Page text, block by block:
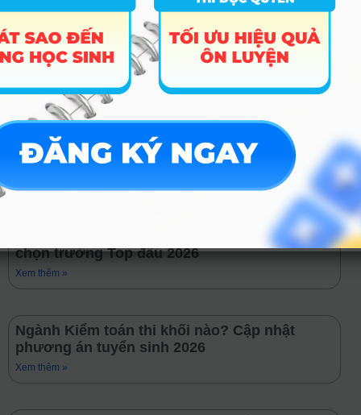
Kỹ sư địa kỹ thuật công trình:Khảo sát nền
móng cho các dự án lớn như thủy điện, cầu
đường, nhà cao tầng để đảm bảo không xảy
ra sụt lún – Mức lương khởi điểm tham khảo:
10 – 15 triệu/tháng.
TRƯỚC TIẾP THEO
Ngành Kỹ thuật tuyển khoáng lấy bao nhiêu điểm? Bí quyết chọn trường Top đầu 2026
Ngành Kế toán lấy bao nhiêu điểm? Bí quyết
chọn trường Top đầu 2026
Xem thêm »
Ngành Kiểm toán thi khối nào? Cập nhật
phương án tuyển sinh 2026
Xem thêm »